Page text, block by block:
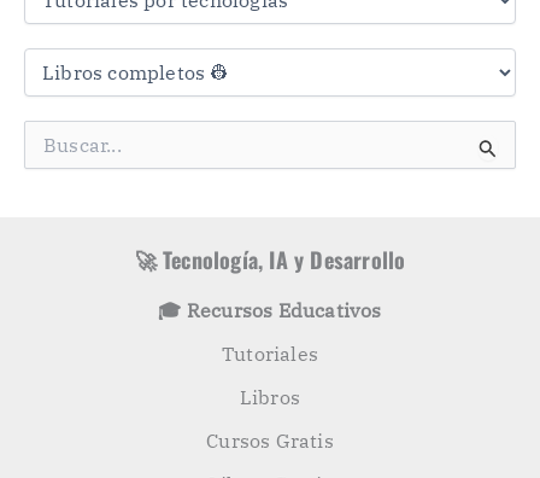
a
🚀 Tecnología, IA y Desarrollo
🎓 Recursos Educativos
Tutoriales
Libros
Cursos Gratis